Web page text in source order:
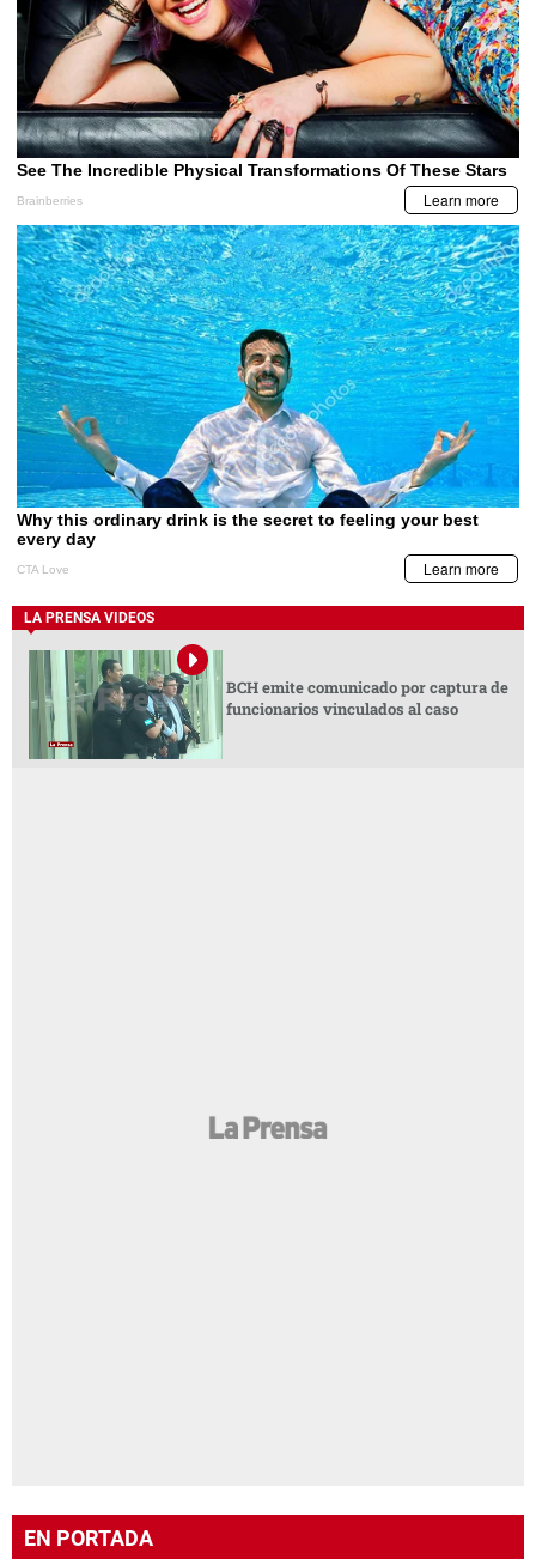
LA PRENSA VIDEOS
BCH emite comunicado por captura de
funcionarios vinculados al caso
EN PORTADA